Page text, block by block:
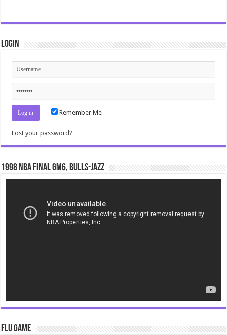
Login
Remember Me
Lost your password?
1998 NBA Final gm6, Bulls-Jazz
Flu Game